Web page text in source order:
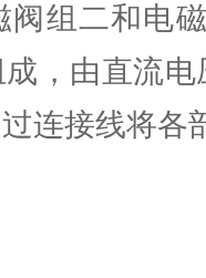
阀组二和电
，由直流
连接线将各